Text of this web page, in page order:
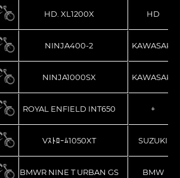
HD. XL1200X HD
NINJA400-2 KAWASAKI
NINJA1000SX KAWASAKI
ROYAL ENFIELD INT650 +
Vｽﾄﾛｰﾑ1050XT SUZUKI
BMWR NINE T URBAN GS BMW